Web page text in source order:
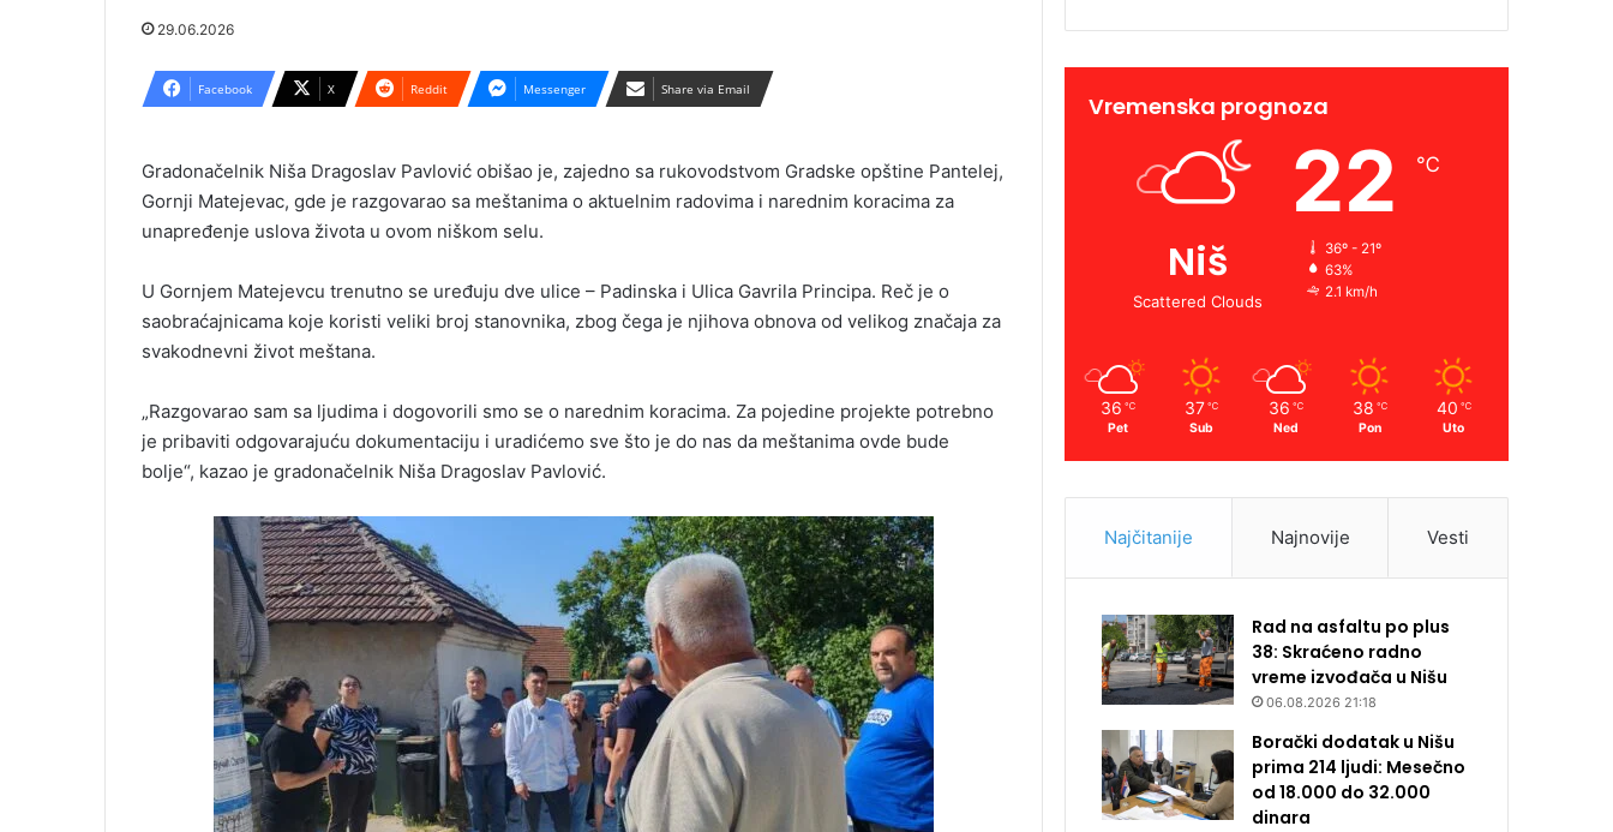
29.06.2026
Facebook X Reddit Messenger Share via Email
Gradonačelnik Niša Dragoslav Pavlović obišao je, zajedno sa rukovodstvom Gradske opštine Pantelej,
Gornji Matejevac, gde je razgovarao sa meštanima o aktuelnim radovima i narednim koracima za
unapređenje uslova života u ovom niškom selu.
U Gornjem Matejevcu trenutno se uređuju dve ulice – Padinska i Ulica Gavrila Principa. Reč je o
saobraćajnicama koje koristi veliki broj stanovnika, zbog čega je njihova obnova od velikog značaja za
svakodnevni život meštana.
„Razgovarao sam sa ljudima i dogovorili smo se o narednim koracima. Za pojedine projekte potrebno
je pribaviti odgovarajuću dokumentaciju i uradićemo sve što je do nas da meštanima ovde bude
bolje“, kazao je gradonačelnik Niša Dragoslav Pavlović.
Vremenska prognoza
Niš
Scattered Clouds
22 ℃
36º - 21º
63%
2.1 km/h
36 ℃
Pet
37 ℃
Sub
36 ℃
Ned
38 ℃
Pon
40 ℃
Uto
Najčitanije Najnovije Vesti
Rad na asfaltu po plus
38: Skraćeno radno
vreme izvođača u Nišu
06.08.2026 21:18
Borački dodatak u Nišu
prima 214 ljudi: Mesečno
od 18.000 do 32.000
dinara